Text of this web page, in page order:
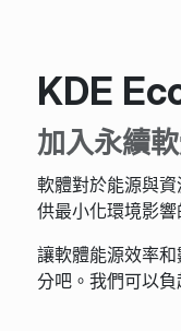
KDE
加入永續
軟體對於能源與
供最小化環境影響
讓軟體能源效率
分吧。我們可以負